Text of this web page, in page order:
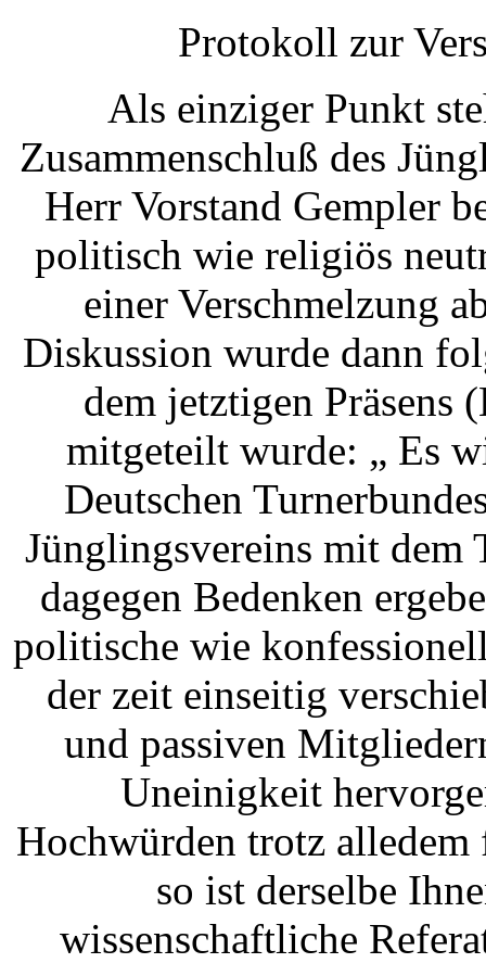
Protokoll zur
Als einziger Punkt
Zusammenschluß des
Herr Vorstand Gempler
politisch wie religiös
einer Verschmelzung
Diskussion wurde dann
dem jetztigen Präsens
mitgeteilt wurde: „ Es
Deutschen
Jünglingsvereins mit dem
dagegen Bedenken
politische wie
der zeit einseitig
und passiven
Uneinigkeit
Hochwürden trotz alledem
so ist derselbe
wissenschaftliche